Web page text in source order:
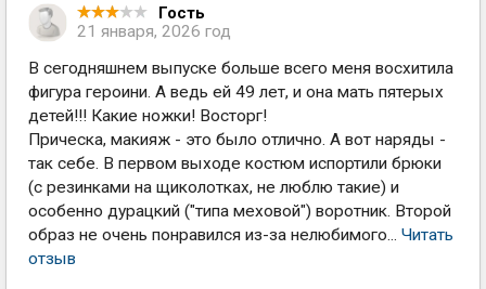
Гость
21 января, 2026 год
В сегодняшнем выпуске больше всего меня восхитила
фигура героини. А ведь ей 49 лет, и она мать пятерых
детей!!! Какие ножки! Восторг!
Прическа, макияж - это было отлично. А вот наряды -
так себе. В первом выходе костюм испортили брюки
(с резинками на щиколотках, не люблю такие) и
особенно дурацкий ("типа меховой") воротник. Второй
образ не очень понравился из-за нелюбимого... Читать
отзыв